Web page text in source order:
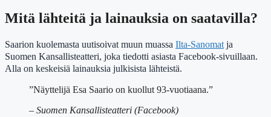
Mitä lähteitä ja lainauksia on saatavilla?
Saarion kuolemasta uutisoivat muun muassa Ilta-Sanomatja
Suomen Kansallisteatteri, joka tiedotti asiasta Facebook-sivuillaan.
Alla on keskeisiä lainauksia julkisista lähteistä.
”Näyttelijä Esa Saario on kuollut 93-vuotiaana.”
– Suomen Kansallisteatteri (Facebook)